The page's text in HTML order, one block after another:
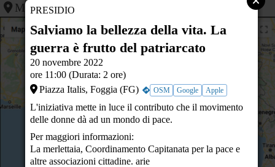
20
21
22
23
MappaPRESIDIO
Salviamo la bellezza della vita. La
guerra è frutto del patriarcato
20 novembre 2022
ore 11:00 (Durata: 2 ore)
Piazza Italis, Foggia (FG)
OSM Google Apple
L'iniziativa mette in luce il contributo che il movimento
delle donne dà ad un mondo di pace.
Per maggiori informazioni:
La merlettaia, Coordinamento Capitanata per la pace e
altre associazioni cittadine. arie